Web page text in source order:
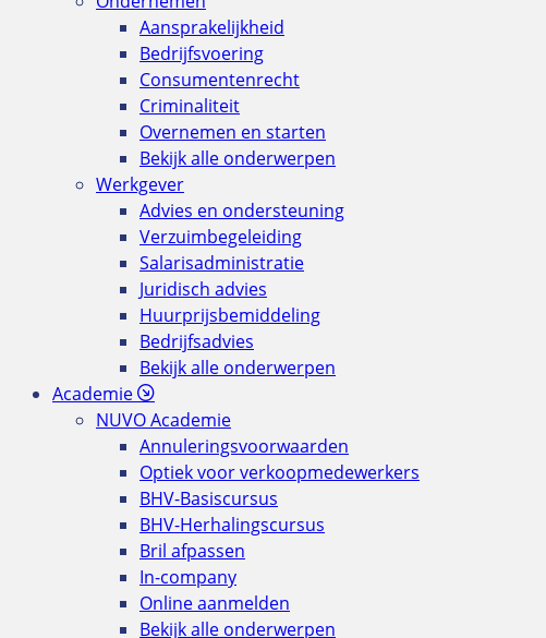
Aansprakelijkheid
Bedrijfsvoering
Consumentenrecht
Criminaliteit
Overnemen en starten
Bekijk alle onderwerpen
Werkgever
Advies en ondersteuning
Verzuimbegeleiding
Salarisadministratie
Juridisch advies
Huurprijsbemiddeling
Bedrijfsadvies
Bekijk alle onderwerpen
Academie
NUVO Academie
Annuleringsvoorwaarden
Optiek voor verkoopmedewerkers
BHV-Basiscursus
BHV-Herhalingscursus
Bril afpassen
In-company
Online aanmelden
Bekijk alle onderwerpen